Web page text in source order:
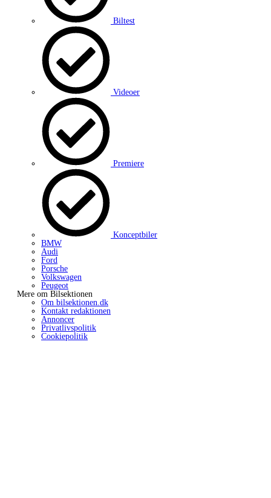
Biltest
Videoer
Premiere
Konceptbiler
BMW
Audi
Ford
Porsche
Volkswagen
Peugeot
Mere om Bilsektionen
Om bilsektionen.dk
Kontakt redaktionen
Annoncer
Privatlivspolitik
Cookiepolitik